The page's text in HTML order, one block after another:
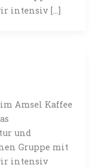
intensiv […]
Amsel Kaffee
und
Gruppe mit
intensiv